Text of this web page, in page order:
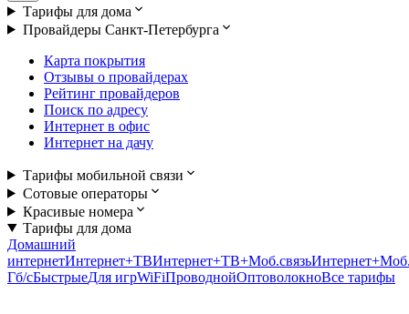
Тарифы для дома
Провайдеры Санкт-Петербурга
Карта покрытия
Отзывы о провайдерах
Рейтинг провайдеров
Поиск по адресу
Интернет в офис
Интернет на дачу
Тарифы мобильной связи
Сотовые операторы
Красивые номера
Тарифы для дома
Домашний
интернетИнтернет+ТВИнтернет+ТВ+Моб.связь
Гб/cБыстрыеДля игрWiFiПроводнойОптоволокноВсе тарифы